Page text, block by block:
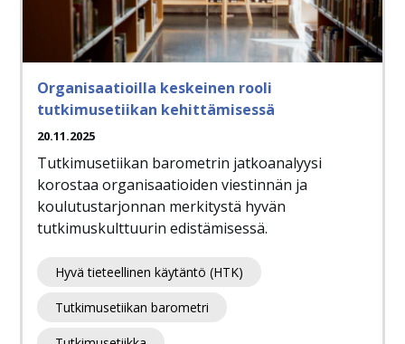
Organisaatioilla keskeinen rooli
tutkimusetiikan kehittämisessä
20.11.2025
Tutkimusetiikan barometrin jatkoanalyysi
korostaa organisaatioiden viestinnän ja
koulutustarjonnan merkitystä hyvän
tutkimuskulttuurin edistämisessä.
Hyvä tieteellinen käytäntö (HTK)
Tutkimusetiikan barometri